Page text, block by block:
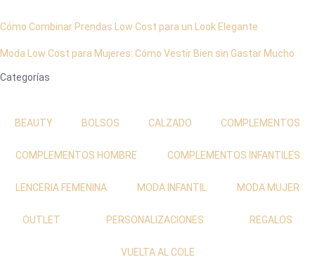
Cómo Combinar Prendas Low Cost para un Look Elegante
Moda Low Cost para Mujeres: Cómo Vestir Bien sin Gastar Mucho
Categorías
BEAUTY BOLSOS CALZADO COMPLEMENTOS
COMPLEMENTOS HOMBRE COMPLEMENTOS INFANTILES
LENCERIA FEMENINA MODA INFANTIL MODA MUJER
OUTLET PERSONALIZACIONES REGALOS
VUELTA AL COLE